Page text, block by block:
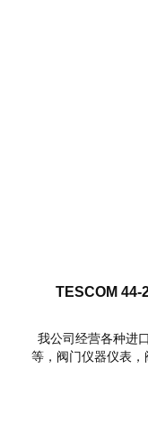
TESCOM 44-
我公司经营各种进
等，阀门仪器仪表